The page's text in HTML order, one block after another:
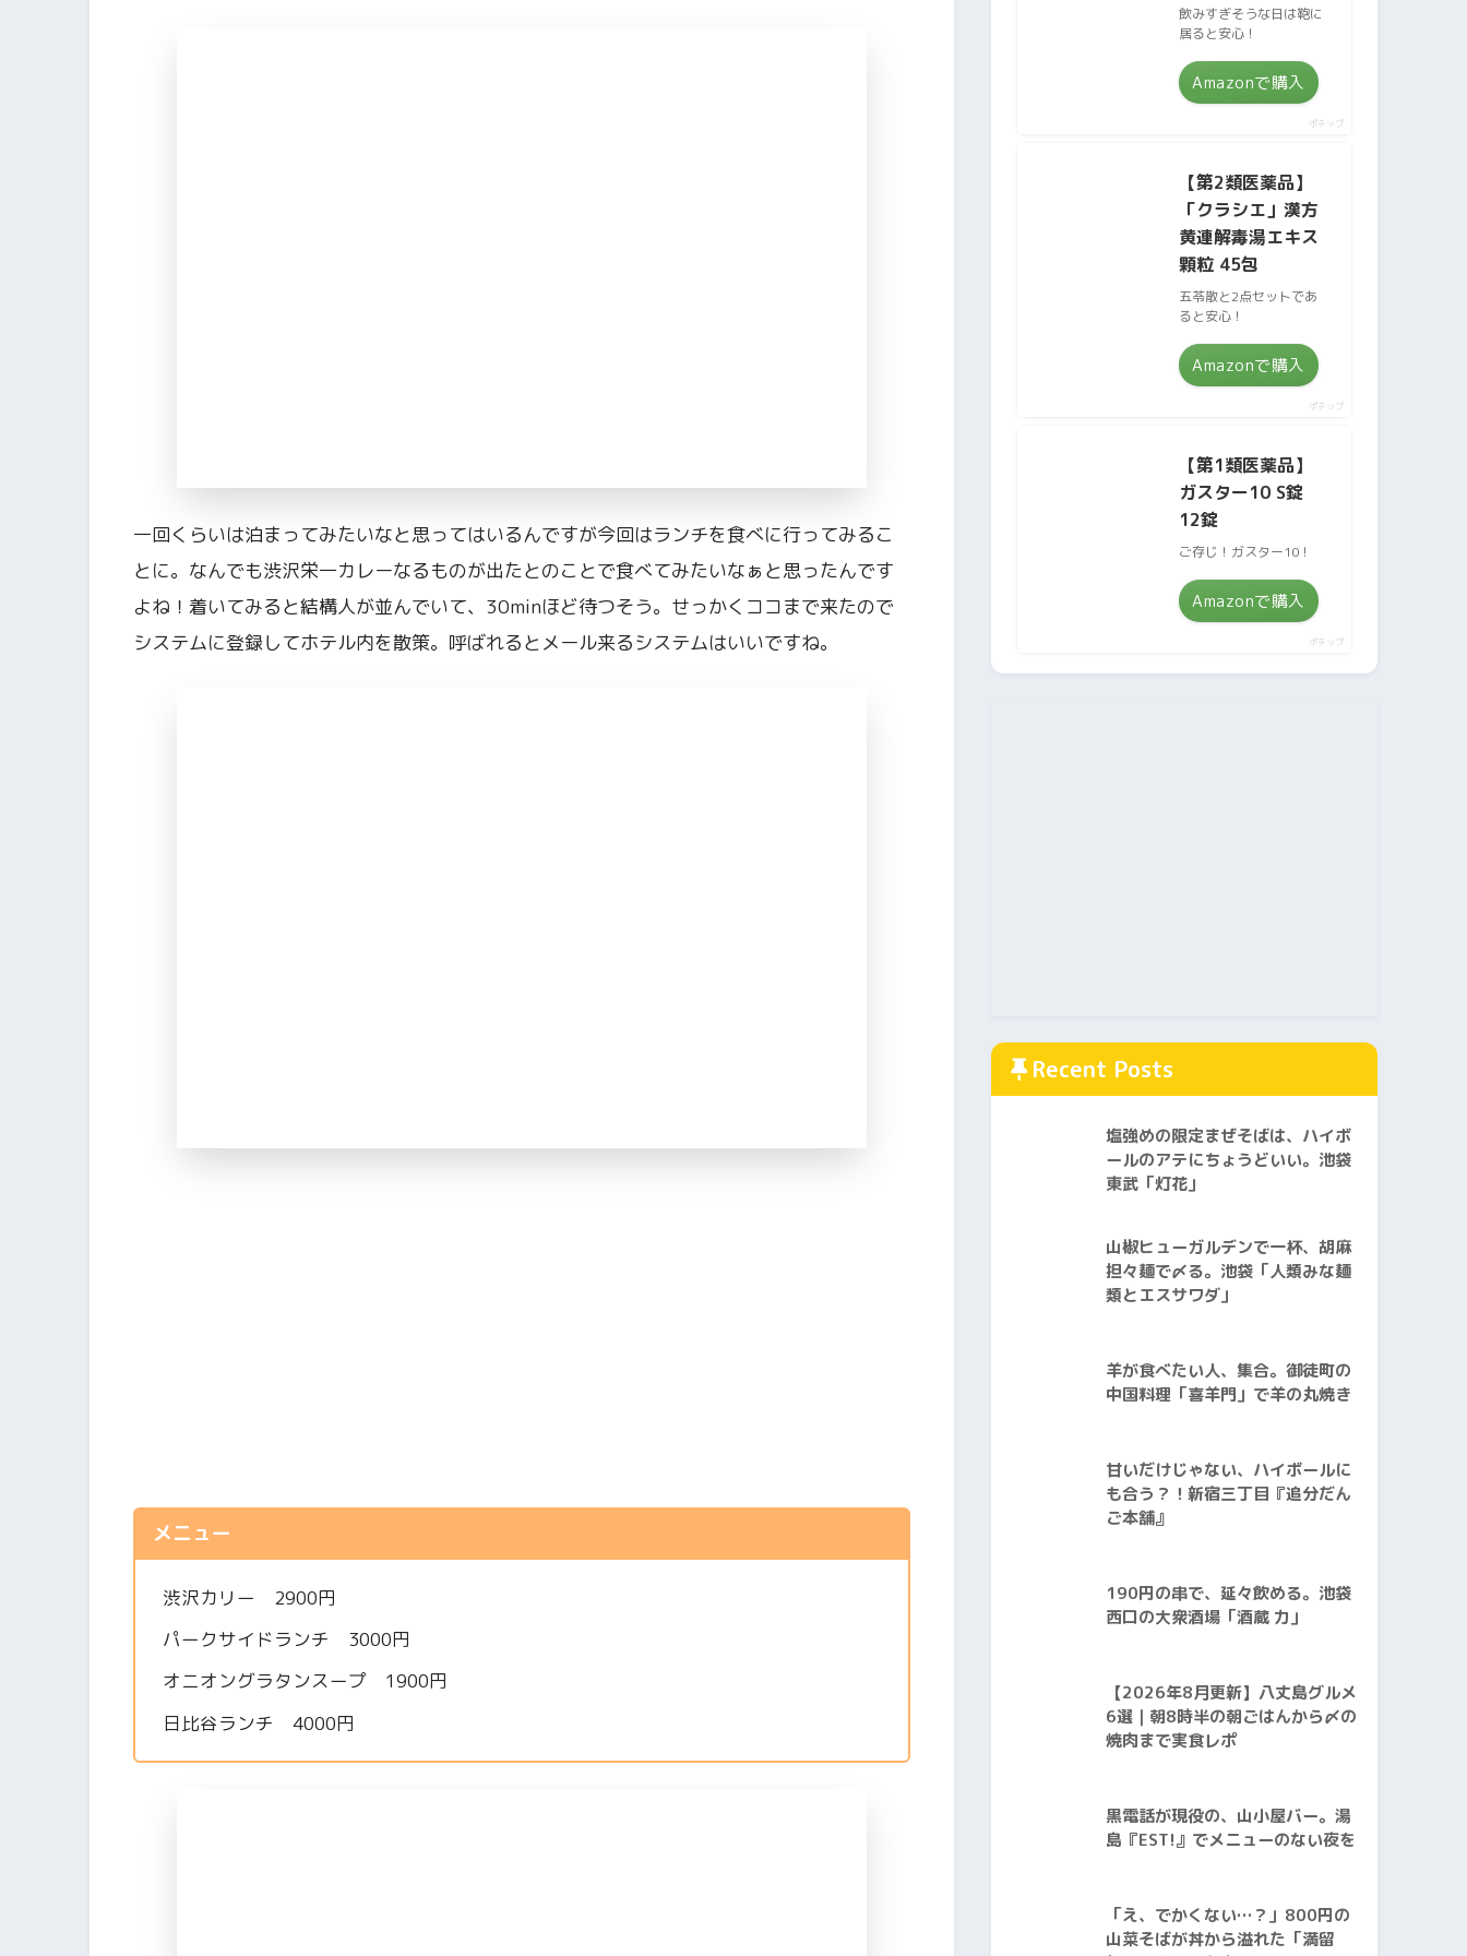
一回くらいは泊まってみたいなと思ってはいるんですが今回はランチを食べに行ってみるこ
とに。なんでも渋沢栄一カレーなるものが出たとのことで食べてみたいなぁと思ったんです
よね！着いてみると結構人が並んでいて、30minほど待つそう。せっかくココまで来たので
システムに登録してホテル内を散策。呼ばれるとメール来るシステムはいいですね。
メニュー
渋沢カリー 2900円
パークサイドランチ 3000円
オニオングラタンスープ 1900円
日比谷ランチ 4000円
飲みすぎそうな日は鞄に
居ると安心！
Amazonで購入
ポチップ
【第2類医薬品】
「クラシエ」漢方
黄連解毒湯エキス
顆粒 45包
五苓散と2点セットであ
ると安心！
Amazonで購入
ポチップ
【第1類医薬品】
ガスター10 S錠
12錠
ご存じ！ガスター10！
Amazonで購入
ポチップ
Recent Posts
塩強めの限定まぜそばは、ハイボ
ールのアテにちょうどいい。池袋
東武「灯花」
山椒ヒューガルデンで一杯、胡麻
担々麺で〆る。池袋「人類みな麺
類とエスサワダ」
羊が食べたい人、集合。御徒町の
中国料理「喜羊門」で羊の丸焼き
甘いだけじゃない、ハイボールに
も合う？！新宿三丁目『追分だん
ご本舗』
190円の串で、延々飲める。池袋
西口の大衆酒場「酒蔵 力」
【2026年8月更新】八丈島グルメ
6選｜朝8時半の朝ごはんから〆の
焼肉まで実食レポ
黒電話が現役の、山小屋バー。湯
島『EST!』でメニューのない夜を
「え、でかくない…？」800円の
山菜そばが丼から溢れた「満留